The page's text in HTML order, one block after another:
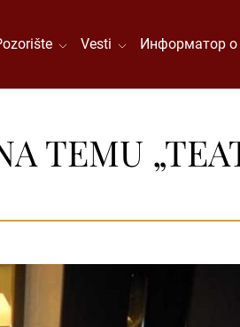
Vesti Информатор о
TEMU